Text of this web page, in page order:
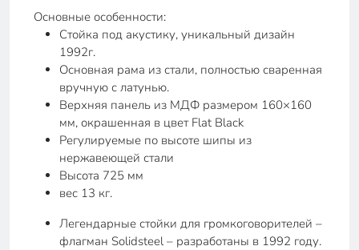
Основные особенности:
Стойка под акустику, уникальный дизайн
1992г.
Основная рама из стали, полностью сваренная
вручную с латунью.
Верхняя панель из МДФ размером 160×160
мм, окрашенная в цвет Flat Black
Регулируемые по высоте шипы из
нержавеющей стали
Высота 725 мм
вес 13 кг.
Легендарные стойки для громкоговорителей –
флагман Solidsteel – разработаны в 1992 году.